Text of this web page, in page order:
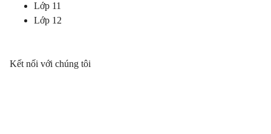
Lớp 11
Lớp 12
Kết nối với chúng tôi